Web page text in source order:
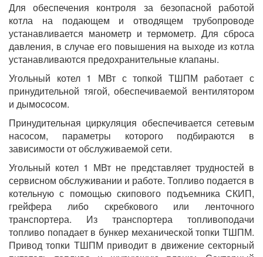
Для обеспечения контроля за безопасной работой
котла на подающем и отводящем трубопроводе
устанавливается манометр и термометр. Для сброса
давления, в случае его повышения на выходе из котла
устанавливаются предохранительные клапаны.
Угольный котел 1 МВт с топкой ТШПМ работает с
принудительной тягой, обеспечиваемой вентилятором
и дымососом.
Принудительная циркуляция обеспечивается сетевым
насосом, параметры которого подбираются в
зависимости от обслуживаемой сети.
Угольный котел 1 МВт не представляет трудностей в
сервисном обслуживании и работе. Топливо подается в
котельную с помощью скипового подъемника СКИП,
грейфера либо скребкового или ленточного
транспортера. Из транспортера топливоподачи
топливо попадает в бункер механической топки ТШПМ.
Привод топки ТШПМ приводит в движение секторный